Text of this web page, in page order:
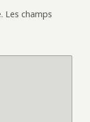
Les champs